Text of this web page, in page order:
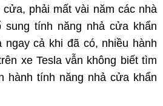
phải mất vài năm các nhà
tính năng nhả cửa khẩn
cả khi đã có, nhiều hành
xe Tesla vẫn không biết tìm
hành tính năng nhả cửa khẩn